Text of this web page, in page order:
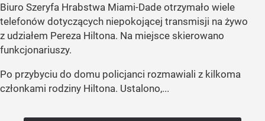
Biuro Szeryfa Hrabstwa Miami-Dade otrzymało wiele
telefonów dotyczących niepokojącej transmisji na żywo
z udziałem Pereza Hiltona. Na miejsce skierowano
funkcjonariuszy.
Po przybyciu do domu policjanci rozmawiali z kilkoma
członkami rodziny Hiltona. Ustalono,...